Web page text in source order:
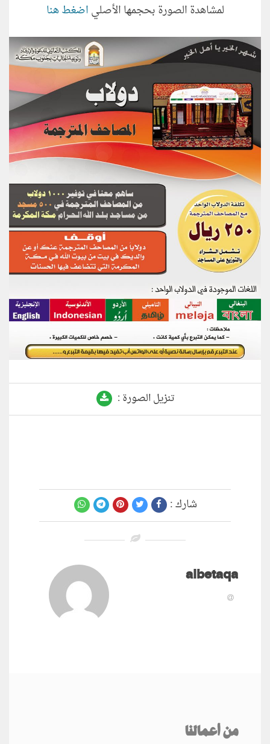
لمشاهدة الصورة بحجمها الأصلياضغط هنا
تنزيل الصورة :
شارك :
albetaqa
من أعمالنا